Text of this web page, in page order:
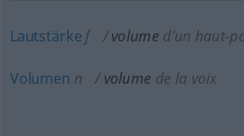
Lautstärke f volume d’un haut-
Volumen n volume de la voix